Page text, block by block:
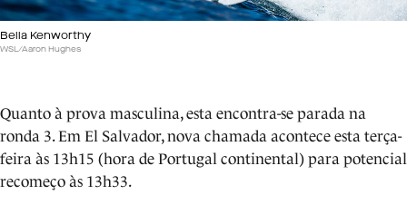
Bella Kenworthy
WSL/Aaron Hughes
Quanto à prova masculina, esta encontra-se parada na
ronda 3. Em El Salvador, nova chamada acontece esta terça-
feira às 13h15 (hora de Portugal continental) para potencial
recomeço às 13h33.